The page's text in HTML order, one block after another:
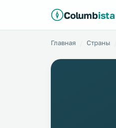
Columbista
Главная Страны